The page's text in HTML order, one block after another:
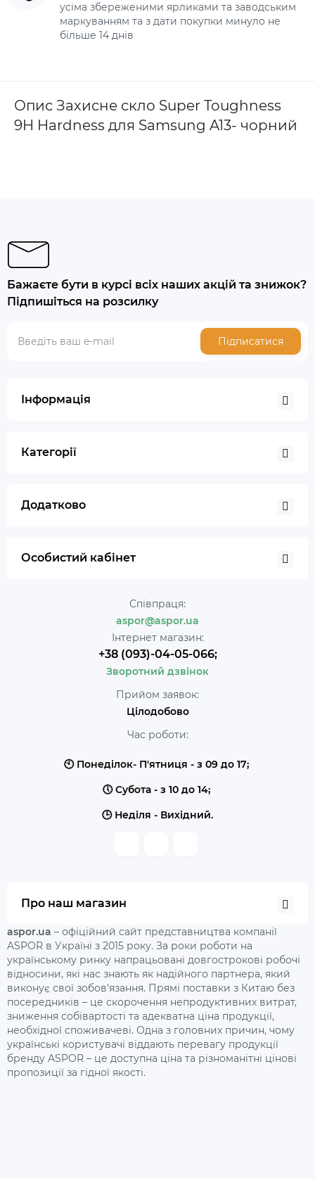
усіма збереженими ярликами та заводським
маркуванням та з дати покупки минуло не
більше 14 днів
Опис Захисне скло Super Toughness
9H Hardness для Samsung A13- чорний
Бажаєте бути в курсі всіх наших акцій та знижок?
Підпишіться на розсилку
Підписатися
Інформація
Категорії
Додатково
Особистий кабінет
Співпраця:
aspor@aspor.ua
Інтернет магазин:
+38 (093)-04-05-066;
Зворотний дзвінок
Прийом заявок:
Цілодобово
Час роботи:
🕙 Понеділок- П'ятниця - з 09 до 17;
🕔 Субота - з 10 до 14;
🕒 Неділя - Вихідний.
Про наш магазин
aspor.ua – офіційний сайт представництва компанії
ASPOR в Україні з 2015 року. За роки роботи на
українському ринку напрацьовані довгострокові робочі
відносини, які нас знають як надійного партнера, який
виконує свої зобов'язання. Прямі поставки з Китаю без
посередників – це скорочення непродуктивних витрат,
зниження собівартості та адекватна ціна продукції,
необхідної споживачеві. Одна з головних причин, чому
українські користувачі віддають перевагу продукції
бренду ASPOR – це доступна ціна та різноманітні цінові
пропозиції за гідної якості.